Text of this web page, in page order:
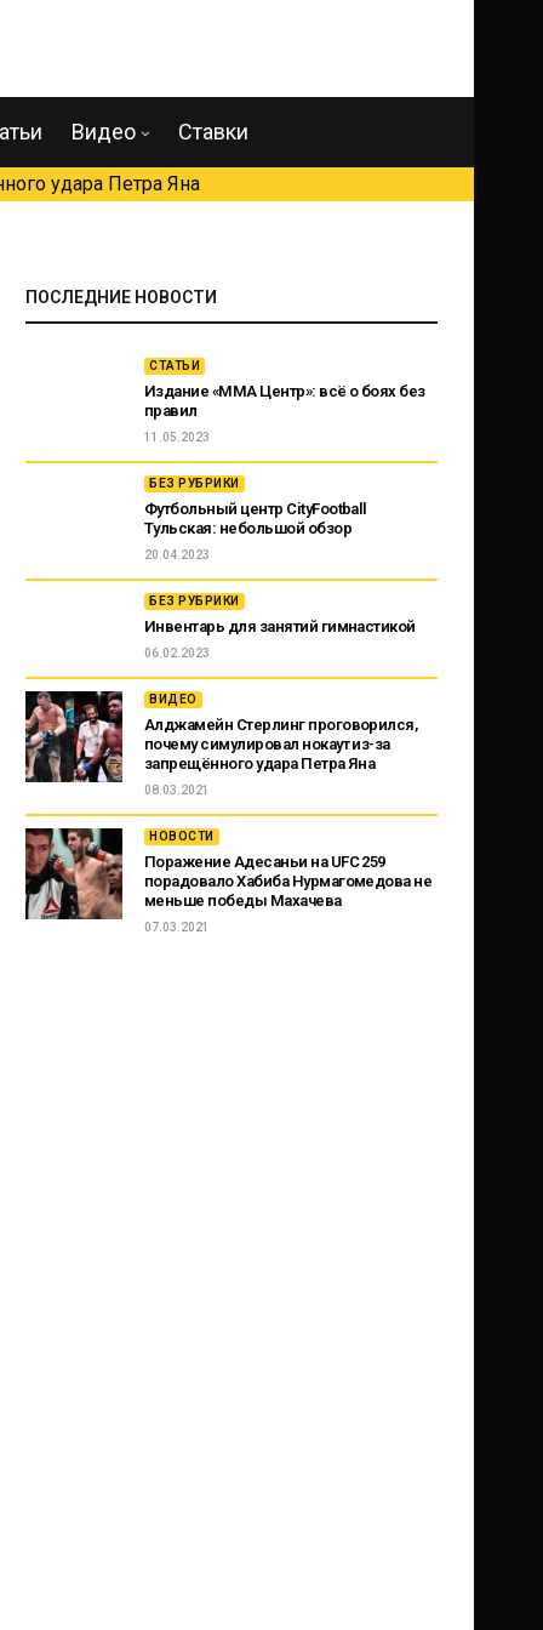
Видео Ставки
удара Петра Яна
ПОСЛЕДНИЕ НОВОСТИ
СТАТЬИ
Издание «ММА Центр»: всё о боях без
правил
11.05.2023
БЕЗ РУБРИКИ
Футбольный центр CityFootball
Тульская: небольшой обзор
20.04.2023
БЕЗ РУБРИКИ
Инвентарь для занятий гимнастикой
06.02.2023
ВИДЕО
Алджамейн Стерлинг проговорился,
почему симулировал нокаут из-за
запрещённого удара Петра Яна
08.03.2021
НОВОСТИ
Поражение Адесаньи на UFC 259
порадовало Хабиба Нурмагомедова не
меньше победы Махачева
07.03.2021